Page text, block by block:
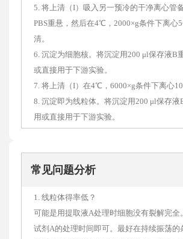
5. 将上清（I）吸入另一预冷的干净离心管
PBS重悬，然后在4℃，2000×g条件下离心
清。
6. 沉淀为细胞核。将沉淀用200 μl保存液B
或直接用于下游实验。
7. 将上清（I）在4℃，6000×g条件下离心10
8. 沉淀即为线粒体。将沉淀用200 μl保存液
用或直接用于下游实验。
常见问题分析
1. 线粒体得率低？
可能是用提取液A处理时细胞没有裂解完全
试剂A的处理时间即可。最好在持续振荡的